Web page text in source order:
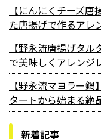
【にんにくチーズ
た唐揚げで作るアレ
【野永流唐揚げタ
で美味しくアレンジ
【野永流マヨラー
タートから始まる絶
新着記事